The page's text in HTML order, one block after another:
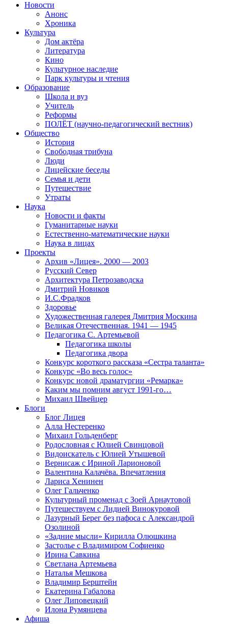
Новости
Анонс
Хроника
Культура
Дом актёра
Литература
Кино
Культурное наследие
Парк культуры и чтения
Образование
Школа и вуз
Учитель
Реформы
ПОЛЁТ (научно-педагогический вестник)
Общество
История
Свободная трибуна
Люди
Лицейские беседы
Семья и дети
Путешествие
Утраты
Наука
Новости и факты
Гуманитарные науки
Естественно-математические науки
Наука в лицах
Проекты
Архив «Лицея». 2000 — 2003
Русский Север
Архитектура Петрозаводска
Дмитрий Новиков
И.С.Фрадков
Здоровье
Художественная галерея Дмитрия Москина
Великая Отечественная. 1941 — 1945
Педагогика С. Артемьевой
Педагогика школы
Педагогика двора
Конкурс короткого рассказа «Сестра таланта»
Конкурс «Во весь голос»
Конкурс новой драматургии «Ремарка»
Каким мы помним август 1991-го…
Михаил Швейцер
Блоги
Блог Лицея
Алла Нестеренко
Михаил Гольденберг
Родословная с Юлией Свинцовой
Видоискатель с Юлией Утышевой
Вернисаж с Ириной Ларионовой
Валентина Калачёва. Впечатления
Лариса Хенинен
Олег Гальченко
Культурный променад с Зоей Арнаутовой
Путешествуем с Лидией Винокуровой
Лазурный Берег без пафоса с Александрой
Озолиной
«Задние мысли» Кирилла Олюшкина
Застолье с Владимиром Софиенко
Ирина Савкина
Светлана Артемьева
Наталья Мешкова
Владимир Берштейн
Екатерина Габалова
Олег Липовецкий
Илона Румянцева
Афиша